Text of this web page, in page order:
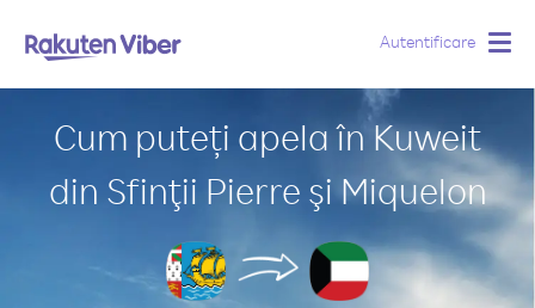
Autentificare
Cum puteți apela în Kuweit
din Sfinţii Pierre şi Miquelon